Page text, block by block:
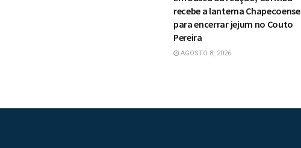
recebe a lanterna Chapecoense
para encerrar jejum no Couto
Pereira
AGOSTO 8, 2026